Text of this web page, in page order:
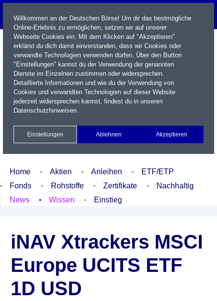
Name / WKN / ISIN / Kürzel
Xetra Realtime
Watchlist Portfolio Login
Home Aktien Anleihen
ETF/ETP
Fonds
Rohstoffe Zertifikate
Nachhaltig
News
Wissen Einstieg
iNAV Xtrackers MSCI
Europe UCITS ETF
1D USD
Willkommen an der Deutschen Börse! Um dir das bestmögliche
Online-Erlebnis zu ermöglichen, setzen wir auf unserer
Webseite Cookies ein. Mit dem Klicken auf "Akzeptieren"
erklärst du dich damit einverstanden, dass wir Cookies oder
verwandte Technologien verwenden dürfen. Über den Button
"Einstellungen" kannst du der Verwendung der genannten
Dienste im Einzelnen zustimmen oder widersprechen.
Detaillierte Informationen und wie du der Verwendung von
Cookies und verwandten Technologien auf dieser Website
jederzeit widersprechen kannst, findest du in unseren
Datenschutzhinweisen.
Einstellungen Ablehnen Akzeptieren